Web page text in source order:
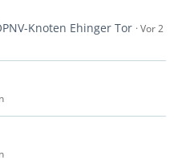
Knoten Ehinger Tor Vor 2